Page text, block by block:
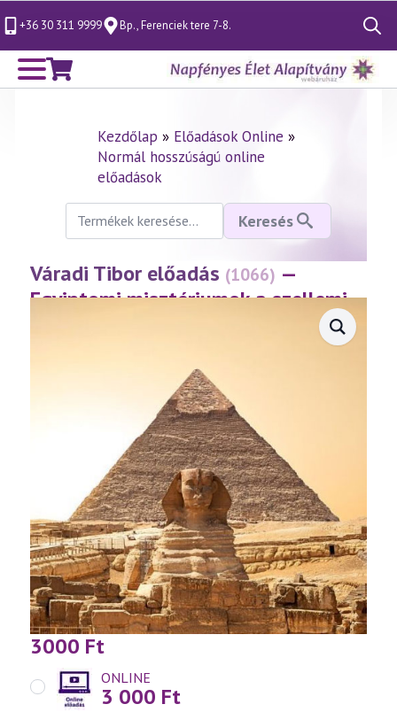
+36 30 311 9999 Bp., Ferenciek tere 7-8.
Search
for:
Kezdőlap » Előadások Online »
Normál hosszúságú online
előadások
Keresés
következőre:
Keresés
Váradi Tibor előadás (1066) —
Egyiptomi misztériumok a szellemi
(2026.03.20.)
3000 Ft
ONLINE
3 000 Ft